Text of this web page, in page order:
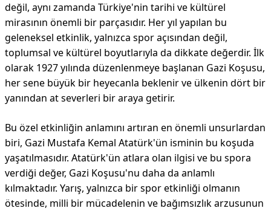
değil, aynı zamanda Türkiye'nin tarihi ve kültürel
mirasının önemli bir parçasıdır. Her yıl yapılan bu
geleneksel etkinlik, yalnızca spor açısından değil,
toplumsal ve kültürel boyutlarıyla da dikkate değerdir. İlk
olarak 1927 yılında düzenlenmeye başlanan Gazi Koşusu,
her sene büyük bir heyecanla beklenir ve ülkenin dört bir
yanından at severleri bir araya getirir.
Bu özel etkinliğin anlamını artıran en önemli unsurlardan
biri, Gazi Mustafa Kemal Atatürk'ün isminin bu koşuda
yaşatılmasıdır. Atatürk'ün atlara olan ilgisi ve bu spora
verdiği değer, Gazi Koşusu'nu daha da anlamlı
kılmaktadır. Yarış, yalnızca bir spor etkinliği olmanın
ötesinde, milli bir mücadelenin ve bağımsızlık arzusunun